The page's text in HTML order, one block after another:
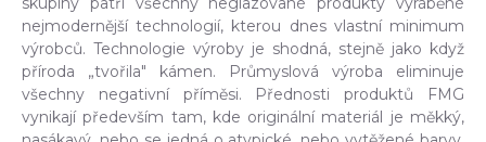
nejmodernější technologií, kterou dnes vlastní minimum
výrobců. Technologie výroby je shodná, stejně jako když
příroda „tvořila" kámen. Průmyslová výroba eliminuje
všechny negativní příměsi. Přednosti produktů FMG
vynikají především tam, kde originální materiál je měkký,